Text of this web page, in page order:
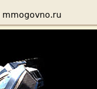
mmogovno.ru